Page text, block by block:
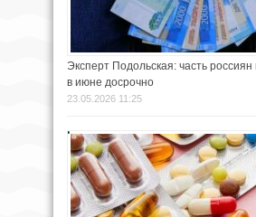
Эксперт Подольская: часть
в июне досрочно
23.05.2026 11:25